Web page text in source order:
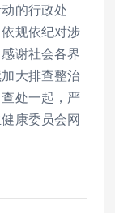
的行政处
规依纪对涉
谢社会各界
大排查整治
处一起，严
康委员会网